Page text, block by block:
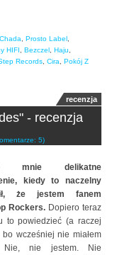
Chada Prosto Label
HIFI Bezczel Haju
Records Cira
Pokój Z
recenzja
- recenzja
5)
mnie delikatne
kiedy to naczelny
że jestem fanem
Rockers.Dopiero teraz
to powiedzieć (a raczej
bo wcześniej nie miałem
Nie, nie jestem. Nie